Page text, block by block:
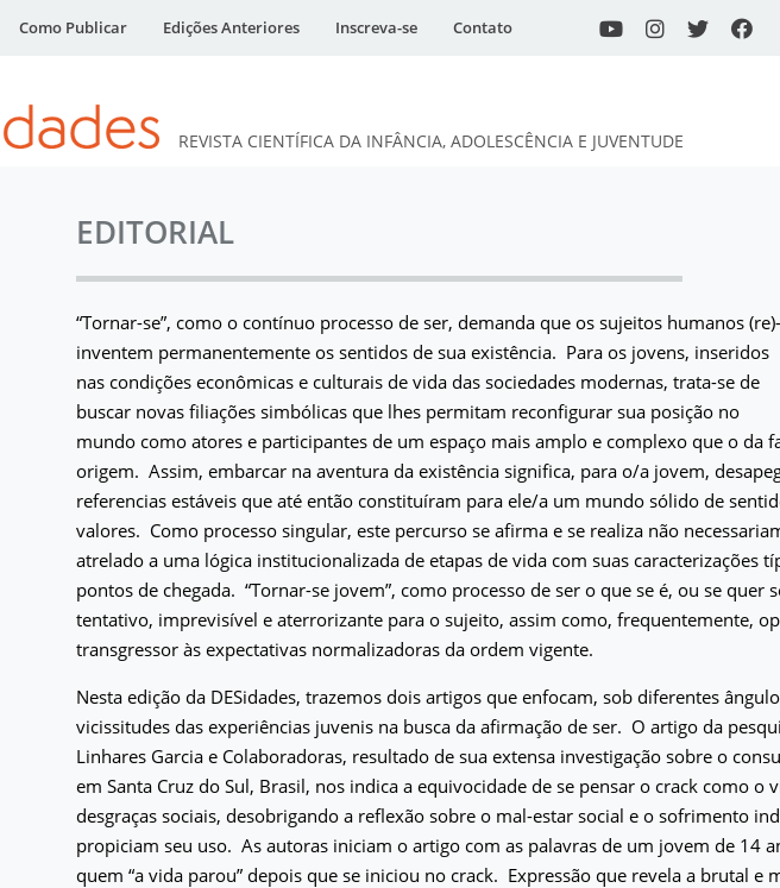
Como Publicar Edições Anteriores Inscreva-se Contato
REVISTA CIENTÍFICA DA INFÂNCIA, ADOLESCÊNCIA E JUVENTUDE
EDITORIAL
“Tornar-se”, como o contínuo processo de ser, demanda que os sujeitos humanos (re)-
inventem permanentemente os sentidos de sua existência. Para os jovens, inseridos
nas condições econômicas e culturais de vida das sociedades modernas, trata-se de
buscar novas filiações simbólicas que lhes permitam reconfigurar sua posição no
mundo como atores e participantes de um espaço mais amplo e complexo que o da
origem. Assim, embarcar na aventura da existência significa, para o/a jovem,
referencias estáveis que até então constituíram para ele/a um mundo sólido de
valores. Como processo singular, este percurso se afirma e se realiza não
atrelado a uma lógica institucionalizada de etapas de vida com suas caracterizações
pontos de chegada. “Tornar-se jovem”, como processo de ser o que se é, ou se quer
tentativo, imprevisível e aterrorizante para o sujeito, assim como, frequentemente,
transgressor às expectativas normalizadoras da ordem vigente.
Nesta edição da DESidades, trazemos dois artigos que enfocam, sob diferentes
vicissitudes das experiências juvenis na busca da afirmação de ser. O artigo da
Linhares Garcia e Colaboradoras, resultado de sua extensa investigação sobre o
em Santa Cruz do Sul, Brasil, nos indica a equivocidade de se pensar o crack como o
desgraças sociais, desobrigando a reflexão sobre o mal-estar social e o sofrimento
propiciam seu uso. As autoras iniciam o artigo com as palavras de um jovem de 14
quem “a vida parou” depois que se iniciou no crack. Expressão que revela a brutal e